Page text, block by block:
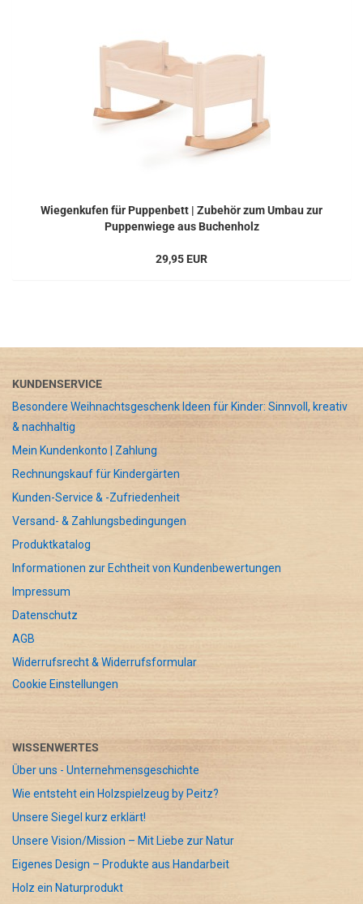
Wiegenkufen für Puppenbett | Zubehör zum Umbau zur
Puppenwiege aus Buchenholz
29,95 EUR
KUNDENSERVICE
Besondere Weihnachtsgeschenk Ideen für Kinder: Sinnvoll, kreativ
& nachhaltig
Mein Kundenkonto | Zahlung
Rechnungskauf für Kindergärten
Kunden-Service & -Zufriedenheit
Versand- & Zahlungsbedingungen
Produktkatalog
Informationen zur Echtheit von Kundenbewertungen
Impressum
Datenschutz
AGB
Widerrufsrecht & Widerrufsformular
Cookie Einstellungen
WISSENWERTES
Über uns - Unternehmensgeschichte
Wie entsteht ein Holzspielzeug by Peitz?
Unsere Siegel kurz erklärt!
Unsere Vision/Mission – Mit Liebe zur Natur
Eigenes Design – Produkte aus Handarbeit
Holz ein Naturprodukt